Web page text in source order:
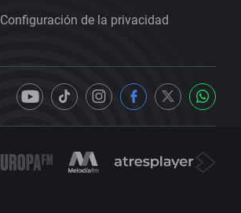
Configuración de la privacidad